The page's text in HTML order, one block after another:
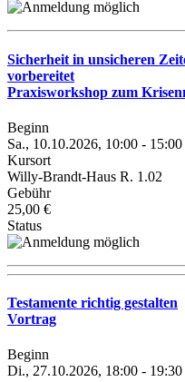
Sicherheit in unsicheren
vorbereitet
Praxisworkshop zum
Beginn
Sa., 10.10.2026, 10:00 -
Kursort
Willy-Brandt-Haus R. 1.02
Gebühr
25,00 €
Status
Testamente richtig gestalten
Vortrag
Beginn
Di., 27.10.2026, 18:00 -